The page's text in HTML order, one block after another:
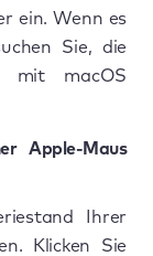
ein. Wenn es
Sie, die
mit macOS
Apple-Maus
Ihrer
Klicken Sie